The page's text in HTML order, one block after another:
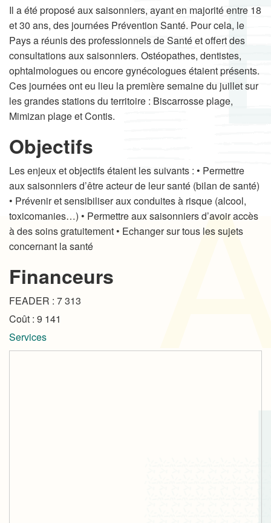
Il a été proposé aux saisonniers, ayant en majorité entre 18
et 30 ans, des journées Prévention Santé. Pour cela, le
Pays a réunis des professionnels de Santé et offert des
consultations aux saisonniers. Ostéopathes, dentistes,
ophtalmologues ou encore gynécologues étaient présents.
Ces journées ont eu lieu la première semaine du juillet sur
les grandes stations du territoire : Biscarrosse plage,
Mimizan plage et Contis.
Objectifs
Les enjeux et objectifs étaient les suivants : • Permettre
aux saisonniers d’être acteur de leur santé (bilan de santé)
• Prévenir et sensibiliser aux conduites à risque (alcool,
toxicomanies…) • Permettre aux saisonniers d’avoir accès
à des soins gratuitement • Echanger sur tous les sujets
concernant la santé
Financeurs
FEADER : 7 313
Coût : 9 141
Services